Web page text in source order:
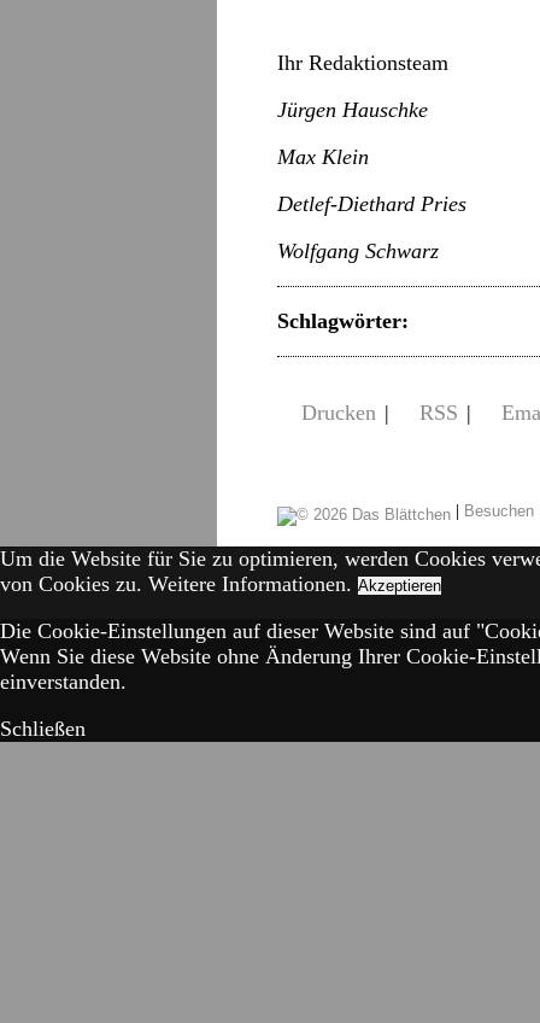
Ihr Redaktionsteam
Jürgen Hauschke
Max Klein
Detlef-Diethard Pries
Wolfgang Schwarz
Schlagwörter:
Drucken | RSS |
|
Um die Website für Sie zu optimieren, werden Cookies
von Cookies zu. Weitere Informationen. Akzeptieren
Die Cookie-Einstellungen auf dieser Website sind auf
Wenn Sie diese Website ohne Änderung Ihrer Cookie-
einverstanden.
Schließen